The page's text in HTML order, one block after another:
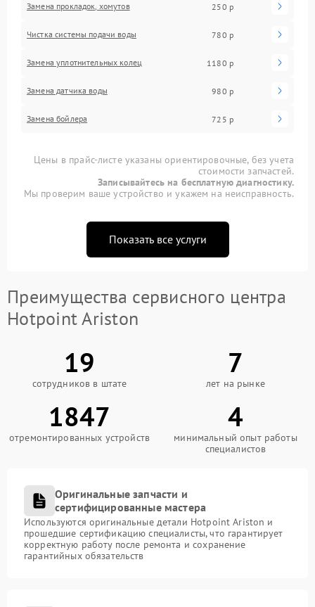
Замена прокладок, хомутов 250 р
Чистка системы подачи воды 780 р
Замена уплотнительных колец 1180 р
Замена датчика воды 980 р
Замена бойлера 725 р
Цены в прайс-листе указаны ориентировочные, без учета
стоимости запчастей.
Записывайтесь на бесплатную диагностику.
Мы проверим ваше устройство и укажем на неисправность.
Показать все услуги
Преимущества сервисного центра
Hotpoint Ariston
19
сотрудников в штате
7
лет на рынке
1847
отремонтированных устройств
4
минимальный опыт работы
специалистов
Оригинальные запчасти и
сертифицированные мастера
Используются оригинальные детали Hotpoint Ariston и
прошедшие сертификацию специалисты, что гарантирует
корректную работу после ремонта и сохранение
гарантийных обязательств